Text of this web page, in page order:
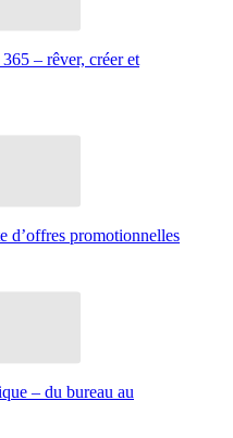
– rêver, créer et
d’offres promotionnelles
– du bureau au